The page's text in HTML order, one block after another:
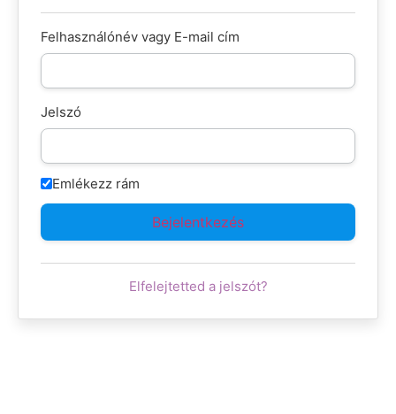
Felhasználónév vagy E-mail cím
Jelszó
Emlékezz rám
Elfelejtetted a jelszót?